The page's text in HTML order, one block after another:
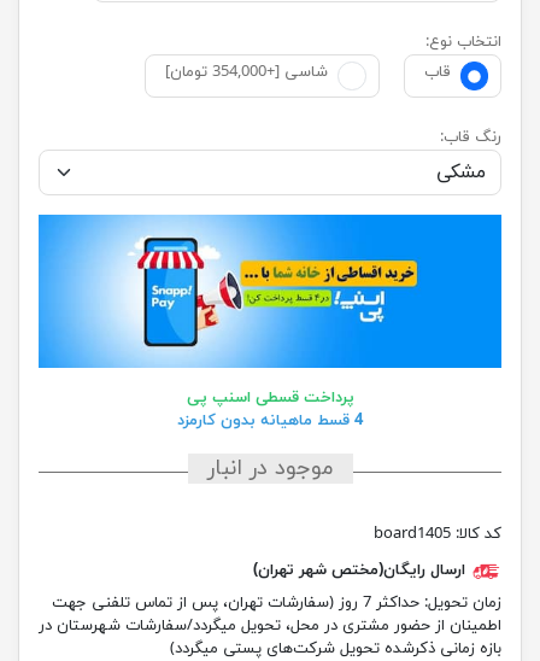
انتخاب نوع:
قاب
شاسی [+354,000 تومان]
رنگ قاب:
پرداخت قسطی اسنپ پی
4 قسط ماهیانه بدون کارمزد
موجود در انبار
کد کالا: board1405
ارسال رایگان(مختص شهر تهران)
زمان تحویل:
حداکثر 7 روز (سفارشات تهران، پس از تماس تلفنی جهت
اطمینان از حضور مشتری در محل، تحویل میگردد/سفارشات شهرستان در
بازه زمانی ذکرشده تحویل شرکت‌های پستی میگردد)